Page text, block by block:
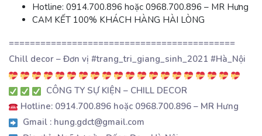
Hotline: 0914.700.896 hoặc 0968.700.896 – MR Hưng
CAM KẾT 100% KHÁCH HÀNG HÀI LÒNG
===========================================
Chill decor – Đơn vị #trang_tri_giang_sinh_2021 #Hà_Nội
CÔNG TY SỰ KIỆN – CHILL DECOR
Hotline: 0914.700.896 hoặc 0968.700.896 – MR Hưng
Gmail : hung.gdct@gmail.com